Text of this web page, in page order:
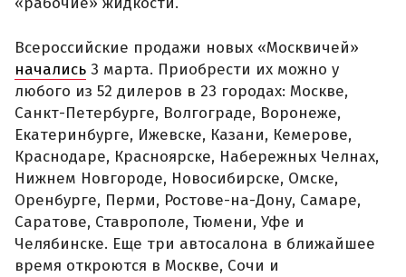
Всероссийские продажи новых «Москвичей»
начались 3 марта. Приобрести их можно у
любого из 52 дилеров в 23 городах: Москве,
Санкт-Петербурге, Волгограде, Воронеже,
Екатеринбурге, Ижевске, Казани, Кемерове,
Краснодаре, Красноярске, Набережных Челнах,
Нижнем Новгороде, Новосибирске, Омске,
Оренбурге, Перми, Ростове-на-Дону, Самаре,
Саратове, Ставрополе, Тюмени, Уфе и
Челябинске. Еще три автосалона в ближайшее
время откроются в Москве, Сочи и